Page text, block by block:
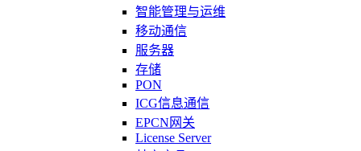
智能管理与运维
移动通信
服务器
存储
PON
ICG信息通信
EPCN网关
License Server